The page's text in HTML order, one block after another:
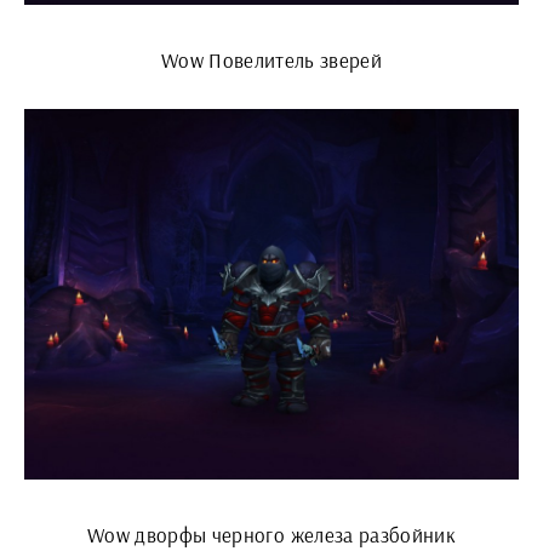
Wow Повелитель зверей
Wow дворфы черного железа разбойник